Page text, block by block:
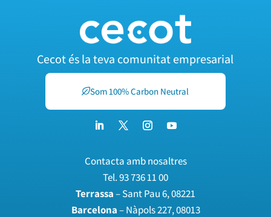
Cecot és la teva comunitat empresarial
Som 100% Carbon Neutral
Contacta amb nosaltres
Tel.93 736 11 00
Terrassa– Sant Pau 6, 08221
Barcelona– Nàpols 227, 08013